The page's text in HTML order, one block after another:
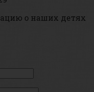
о наших детях